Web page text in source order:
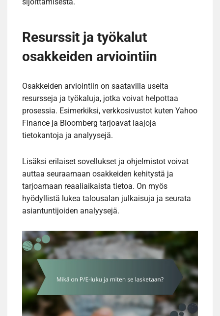
Resurssit ja työkalut
osakkeiden arviointiin
Osakkeiden arviointiin on saatavilla useita
resursseja ja työkaluja, jotka voivat helpottaa
prosessia. Esimerkiksi, verkkosivustot kuten Yahoo
Finance ja Bloomberg tarjoavat laajoja
tietokantoja ja analyysejä.
Lisäksi erilaiset sovellukset ja ohjelmistot voivat
auttaa seuraamaan osakkeiden kehitystä ja
tarjoamaan reaaliaikaista tietoa. On myös
hyödyllistä lukea talousalan julkaisuja ja seurata
asiantuntijoiden analyysejä.